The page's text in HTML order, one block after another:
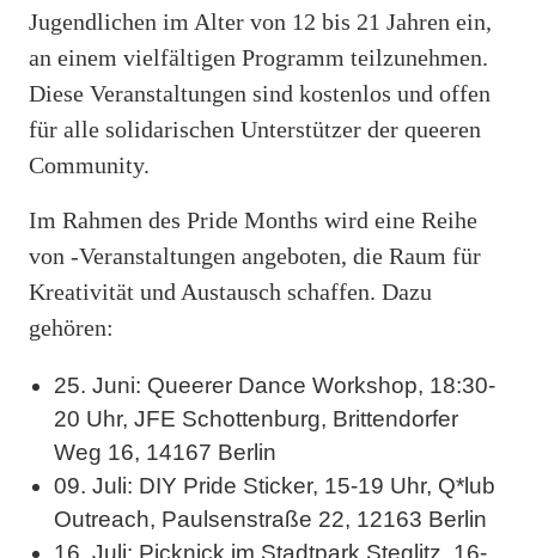
Jugendlichen im Alter von 12 bis 21 Jahren ein,
an einem vielfältigen Programm teilzunehmen.
Diese Veranstaltungen sind kostenlos und offen
für alle solidarischen Unterstützer der queeren
Community.
Im Rahmen des Pride Months wird eine Reihe
von -Veranstaltungen angeboten, die Raum für
Kreativität und Austausch schaffen. Dazu
gehören:
25. Juni: Queerer Dance Workshop, 18:30-
20 Uhr, JFE Schottenburg, Brittendorfer
Weg 16, 14167 Berlin
09. Juli: DIY Pride Sticker, 15-19 Uhr, Q*lub
Outreach, Paulsenstraße 22, 12163 Berlin
16. Juli: Picknick im Stadtpark Steglitz, 16-